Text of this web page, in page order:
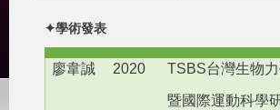
Academic Research
Teacher Screening Test
International Competition
✦學術發表
廖韋誠 2020 TSBS台灣生物
暨國際運動科學